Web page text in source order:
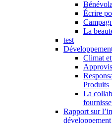
Écrire
La
test
Climat
Produits
La
Rapport sur